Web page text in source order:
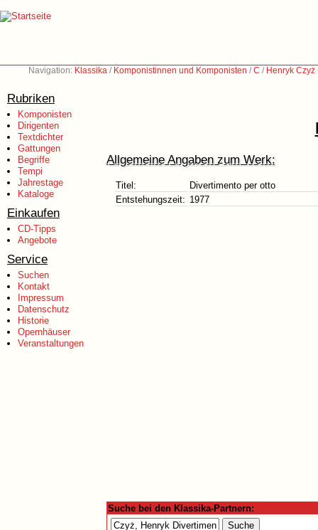
Navigation: Klassika / Komponistinnen und Komponisten /C / Henryk
Rubriken
Komponisten
Dirigenten
Textdichter
Gattungen
Begriffe
Tempi
Jahrestage
Kataloge
Einkaufen
CD-Tipps
Angebote
Service
Suchen
Kontakt
Impressum
Datenschutz
Historie
Opernhäuser
Veranstaltungen
Allgemeine Angaben zum Werk:
Titel:
Divertimento per otto
Entstehungszeit: 1977
Suche bei den Klassika-Partnern: